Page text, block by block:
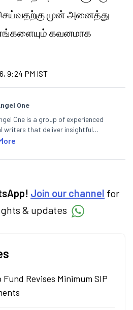
முன் அனைத்து
கவனமாக
9:24 PM IST
One
One is a group of experienced
writers that deliver insightful
the stock market, IPO, economy,
Join our channel for
& updates
Revises Minimum SIP